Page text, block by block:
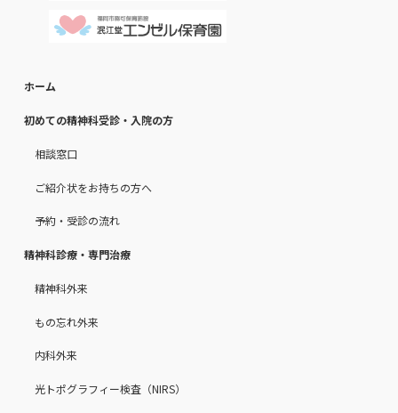
ホーム
初めての精神科受診・入院の方
相談窓口
ご紹介状をお持ちの方へ
予約・受診の流れ
精神科診療・専門治療
精神科外来
もの忘れ外来
内科外来
光トポグラフィー検査（NIRS）